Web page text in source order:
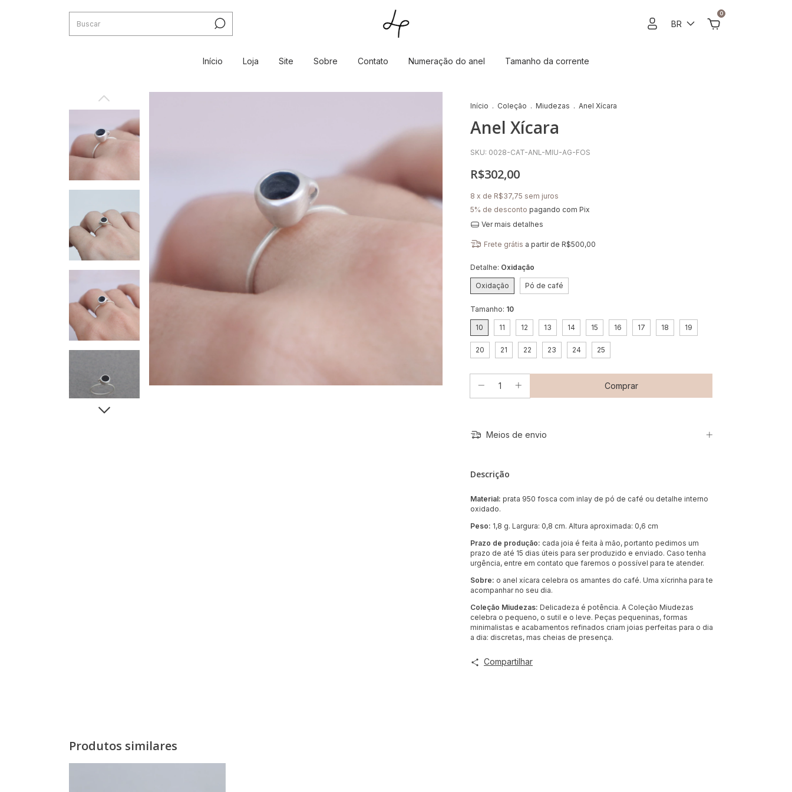
BR
0
Início Loja Site Sobre Contato Numeração do anel Tamanho da corrente
Início . Coleção . Miudezas . Anel Xícara
Anel Xícara
SKU: 0028-CAT-ANL-MIU-AG-FOS
R$302,00
8 x de R$37,75 sem juros
5% de desconto pagando com Pix
Ver mais detalhes
Frete grátis a partir de R$500,00
Detalhe: Oxidação
Oxidação Pó de café
Tamanho: 10
10 11 12 13 14 15 16 17 18 19
20 21 22 23 24 25
Meios de envio
Descrição
Material: prata 950 fosca com inlay de pó de café ou detalhe interno
oxidado.
Peso: 1,8 g. Largura: 0,8 cm. Altura aproximada: 0,6 cm
Prazo de produção: cada joia é feita à mão, portanto pedimos um
prazo de até 15 dias úteis para ser produzido e enviado. Caso tenha
urgência, entre em contato que faremos o possível para te atender.
Sobre: o anel xícara celebra os amantes do café. Uma xícrinha para te
acompanhar no seu dia.
Coleção Miudezas: Delicadeza é potência. A Coleção Miudezas
celebra o pequeno, o sutil e o leve. Peças pequeninas, formas
minimalistas e acabamentos refinados criam joias perfeitas para o dia
a dia: discretas, mas cheias de presença.
Compartilhar
Produtos similares